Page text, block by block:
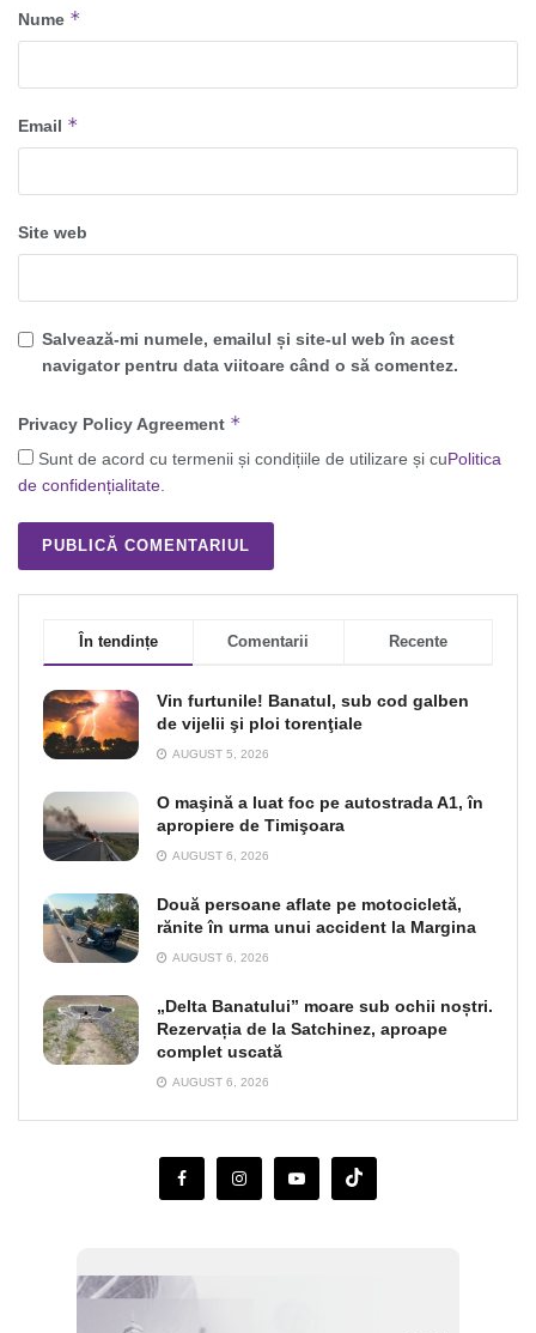
Nume *
Email *
Site web
Salvează-mi numele, emailul și site-ul web în acest
navigator pentru data viitoare când o să comentez.
Privacy Policy Agreement *
Sunt de acord cu termenii și condițiile de utilizare și cuPolitica
de confidențialitate.
În tendințe Comentarii Recente
Vin furtunile! Banatul, sub cod galben
de vijelii şi ploi torenţiale
AUGUST 5, 2026
O maşină a luat foc pe autostrada A1, în
apropiere de Timişoara
AUGUST 6, 2026
Două persoane aflate pe motocicletă,
rănite în urma unui accident la Margina
AUGUST 6, 2026
„Delta Banatului” moare sub ochii noștri.
Rezervația de la Satchinez, aproape
complet uscată
AUGUST 6, 2026